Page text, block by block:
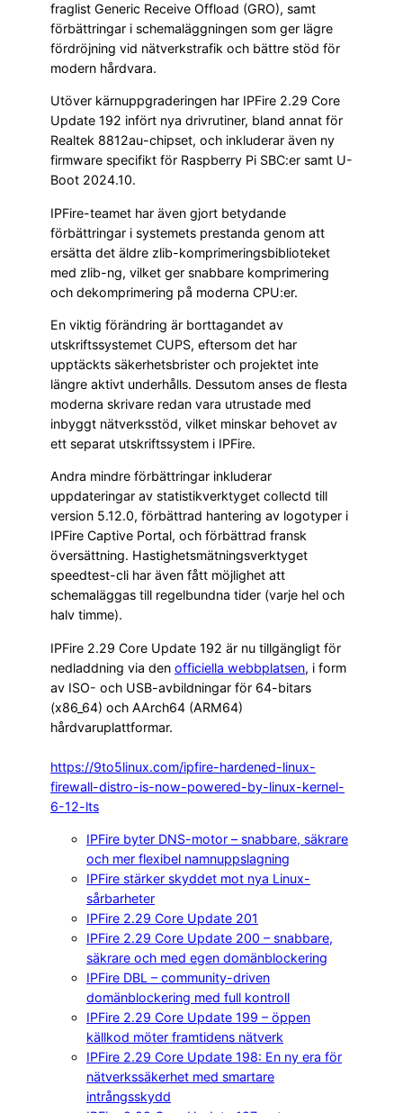
fraglist Generic Receive Offload (GRO), samt
förbättringar i schemaläggningen som ger lägre
fördröjning vid nätverkstrafik och bättre stöd för
modern hårdvara.
Utöver kärnuppgraderingen har IPFire 2.29 Core
Update 192 infört nya drivrutiner, bland annat för
Realtek 8812au-chipset, och inkluderar även ny
firmware specifikt för Raspberry Pi SBC:er samt U-
Boot 2024.10.
IPFire-teamet har även gjort betydande
förbättringar i systemets prestanda genom att
ersätta det äldre zlib-komprimeringsbiblioteket
med zlib-ng, vilket ger snabbare komprimering
och dekomprimering på moderna CPU:er.
En viktig förändring är borttagandet av
utskriftssystemet CUPS, eftersom det har
upptäckts säkerhetsbrister och projektet inte
längre aktivt underhålls. Dessutom anses de flesta
moderna skrivare redan vara utrustade med
inbyggt nätverksstöd, vilket minskar behovet av
ett separat utskriftssystem i IPFire.
Andra mindre förbättringar inkluderar
uppdateringar av statistikverktyget collectd till
version 5.12.0, förbättrad hantering av logotyper i
IPFire Captive Portal, och förbättrad fransk
översättning. Hastighetsmätningsverktyget
speedtest-cli har även fått möjlighet att
schemaläggas till regelbundna tider (varje hel och
halv timme).
IPFire 2.29 Core Update 192 är nu tillgängligt för
nedladdning via den officiella webbplatsen, i form
av ISO- och USB-avbildningar för 64-bitars
(x86_64) och AArch64 (ARM64)
hårdvaruplattformar.
https://9to5linux.com/ipfire-hardened-linux-
firewall-distro-is-now-powered-by-linux-kernel-
6-12-lts
IPFire byter DNS-motor – snabbare, säkrare
och mer flexibel namnuppslagning
IPFire stärker skyddet mot nya Linux-
sårbarheter
IPFire 2.29 Core Update 201
IPFire 2.29 Core Update 200 – snabbare,
säkrare och med egen domänblockering
IPFire DBL – community-driven
domänblockering med full kontroll
IPFire 2.29 Core Update 199 – öppen
källkod möter framtidens nätverk
IPFire 2.29 Core Update 198: En ny era för
nätverkssäkerhet med smartare
intrångsskydd